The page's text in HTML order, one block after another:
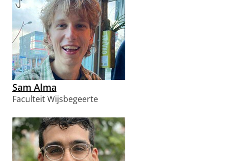
Sam Alma
Faculteit Wijsbegeerte